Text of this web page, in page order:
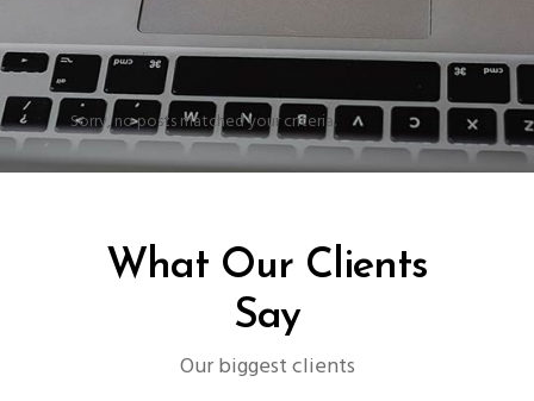
Sorry, no posts matched your criteria.
What Our Clients
Say
Our biggest clients